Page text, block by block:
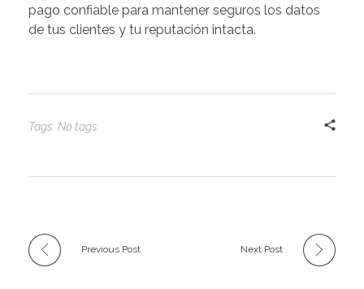
pago confiable para mantener seguros los datos
de tus clientes y tu reputación intacta.
Tags: No tags
Previous Post Next Post